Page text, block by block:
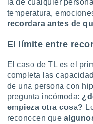
la de cualquier
temperatura,
recordara antes de
El límite entre
El caso de TL es el
completa las
de una persona con
pregunta incómoda:
empieza otra cosa?
reconocen que